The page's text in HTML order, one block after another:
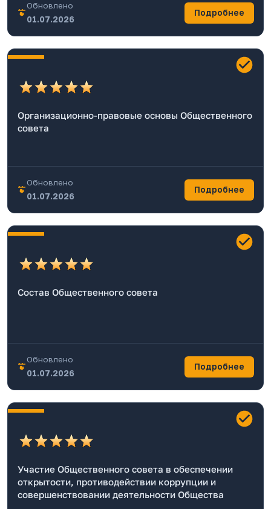
Обновлено
01.07.2026
Подробнее
Организационно-правовые основы Общественного
совета
Обновлено
01.07.2026
Подробнее
Состав Общественного совета
Обновлено
01.07.2026
Подробнее
Участие Общественного совета в обеспечении
открытости, противодействии коррупции и
совершенствовании деятельности Общества